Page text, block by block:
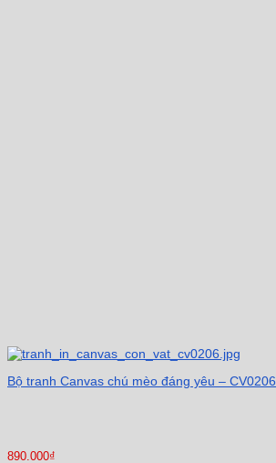
Bộ tranh Canvas chú mèo đáng yêu – CV0206
890.000₫